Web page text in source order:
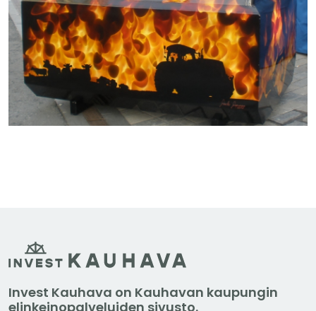
Invest Kauhava on Kauhavan kaupungin
elinkeinopalveluiden sivusto.